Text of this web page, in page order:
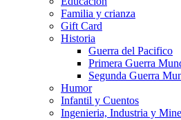
Familia y crianza
Gift Card
Historia
Guerra del Pacifico
Primera Guerra
Segunda Guerra
Humor
Infantil y Cuentos
Ingenieria, Industria y